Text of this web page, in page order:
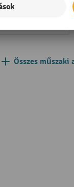
Összes